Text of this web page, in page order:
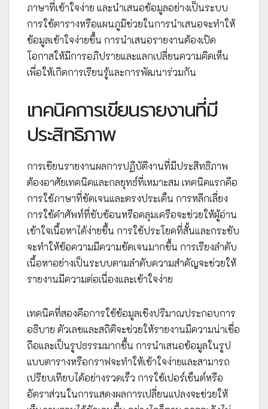
ภาษาที่เข้าใจง่าย และนำเสนอข้อมูลอย่างเป็นระบบ
การใช้ตารางหรือแผนภูมิช่วยในการนำเสนอจะทำให้
ข้อมูลเข้าใจง่ายขึ้น การนำเสนอรายงานต้องเปิด
โอกาสให้มีการอภิปรายและแลกเปลี่ยนความคิดเห็น
เพื่อให้เกิดการเรียนรู้และการพัฒนาร่วมกัน
เทคนิคการเขียนรายงานที่มี
ประสิทธิภาพ
การเขียนรายงานผลการปฏิบัติงานที่มีประสิทธิภาพ
ต้องอาศัยเทคนิคและกลยุทธ์ที่เหมาะสม เทคนิคแรกคือ
การใช้ภาษาที่ชัดเจนและตรงประเด็น การหลีกเลี่ยง
การใช้คำศัพท์ที่ซับซ้อนหรือคลุมเครือจะช่วยให้ผู้อ่าน
เข้าใจเนื้อหาได้ง่ายขึ้น การใช้ประโยคที่สั้นและกระชับ
จะทำให้ข้อความมีความชัดเจนมากขึ้น การเรียงลำดับ
เนื้อหาอย่างเป็นระบบตามลำดับความสำคัญจะช่วยให้
รายงานมีความต่อเนื่องและเข้าใจง่าย
เทคนิคที่สองคือการใช้ข้อมูลเชิงปริมาณประกอบการ
อธิบาย ตัวเลขและสถิติจะช่วยให้รายงานมีความน่าเชื่อ
ถือและเป็นรูปธรรมมากขึ้น การนำเสนอข้อมูลในรูป
แบบตารางหรือกราฟจะทำให้เข้าใจง่ายและสามารถ
เปรียบเทียบได้อย่างรวดเร็ว การใช้เปอร์เซ็นต์หรือ
อัตราส่วนในการแสดงผลการเปลี่ยนแปลงจะช่วยให้